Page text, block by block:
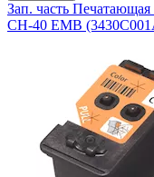
Зап. часть
CH-40 EMB